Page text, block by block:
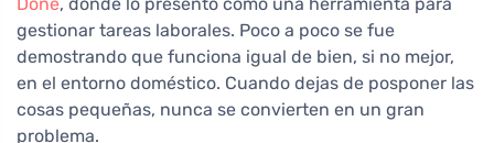
Done, donde lo presentó como una herramienta para
gestionar tareas laborales. Poco a poco se fue
demostrando que funciona igual de bien, si no mejor,
en el entorno doméstico. Cuando dejas de posponer las
cosas pequeñas, nunca se convierten en un gran
problema.